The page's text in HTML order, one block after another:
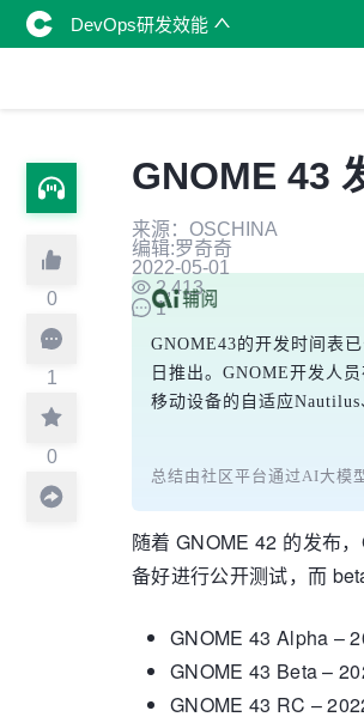
DevOps研发效能
0
1
0
GNOME 43
来源：OSCHINA
编辑:罗奇奇
2022-05-01
2,413
1
GNOME43的开发时间表
日推出。GNOME开发人
移动设备的自适应
总结由社区平台通过AI大模
随着 GNOME 42 的发布
备好进行公开测试，而
GNOME 43 Alpha –
GNOME 43 Beta –
GNOME 43 RC –